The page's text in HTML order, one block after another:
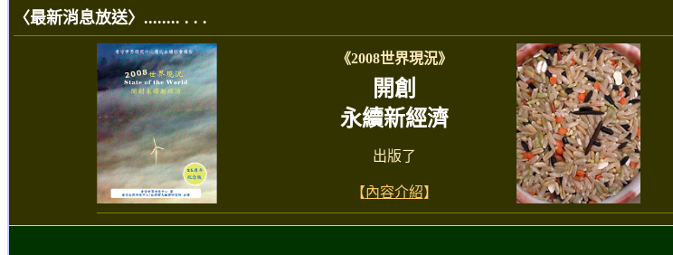
〈最新消息放送〉........ . . .
《2008世界現況》
開創
永續新經濟
出版了
【內容介紹】